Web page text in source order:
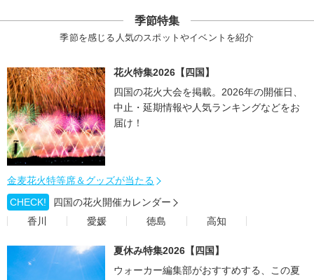
季節特集
季節を感じる人気のスポットやイベントを紹介
花火特集2026【四国】
四国の花火大会を掲載。2026年の開催日、
中止・延期情報や人気ランキングなどをお
届け！
金麦花火特等席＆グッズが当たる
CHECK!
四国の花火開催カレンダー
香川
愛媛 徳島 高知
夏休み特集2026【四国】
ウォーカー編集部がおすすめする、この夏